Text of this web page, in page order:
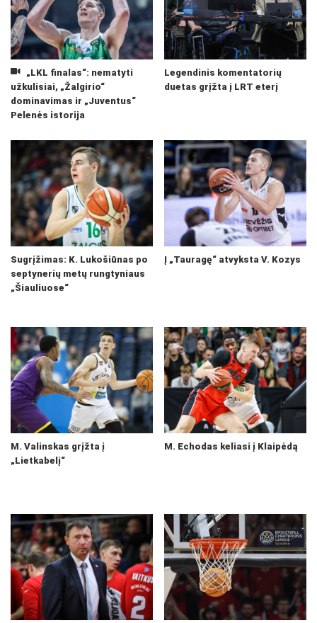
„LKL finalas“: nematyti
užkulisiai, „Žalgirio“
dominavimas ir „Juventus“
Pelenės istorija
Legendinis komentatorių
duetas grįžta į LRT eterį
Sugrįžimas: K. Lukošiūnas po
septynerių metų rungtyniaus
„Šiauliuose“
Į „Tauragę“ atvyksta V. Kozys
M. Valinskas grįžta į
„Lietkabelį“
M. Echodas keliasi į Klaipėdą